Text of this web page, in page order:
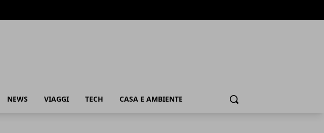
NEWS VIAGGI TECH CASA E AMBIENTE Cerca